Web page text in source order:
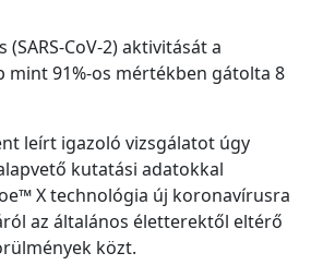
CoV-2) aktivitását a
mint 91%-os mértékben gátolta 8
leírt igazoló vizsgálatot úgy
kutatási adatokkal
X technológia új koronavírusra
az általános életterektől eltérő
közt.